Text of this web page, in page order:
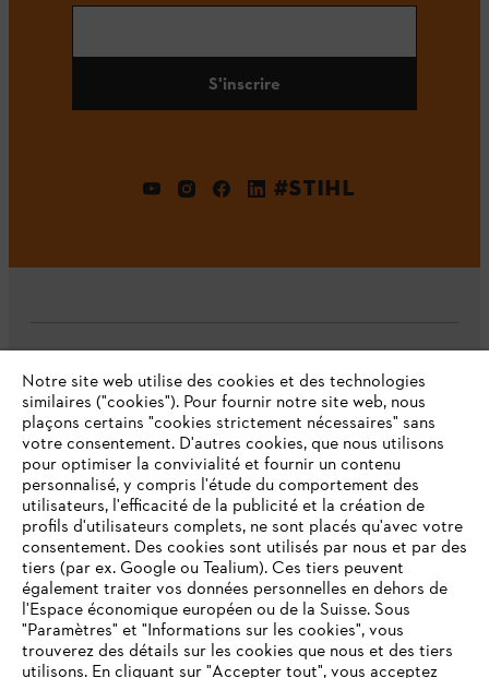
S'inscrire
#STIHL
L'Entreprise
Questions fréquentes
Service
VOTRE NAVIGATEUR INTERNET
N'EST PLUS PRIS EN CHARGE
Notre site web utilise des cookies et des technologies
similaires ("cookies"). Pour fournir notre site web, nous
plaçons certains "cookies strictement nécessaires" sans
votre consentement. D'autres cookies, que nous utilisons
pour optimiser la convivialité et fournir un contenu
personnalisé, y compris l'étude du comportement des
utilisateurs, l'efficacité de la publicité et la création de
profils d'utilisateurs complets, ne sont placés qu'avec votre
consentement. Des cookies sont utilisés par nous et par des
tiers (par ex. Google ou Tealium). Ces tiers peuvent
également traiter vos données personnelles en dehors de
l'Espace économique européen ou de la Suisse. Sous
"Paramètres" et "Informations sur les cookies", vous
trouverez des détails sur les cookies que nous et des tiers
utilisons. En cliquant sur "Accepter tout", vous acceptez